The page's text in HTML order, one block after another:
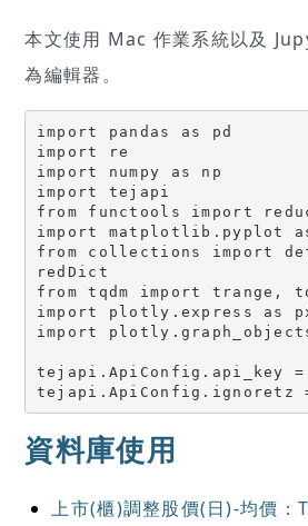
本文使用 Mac 作業系統以及
為編輯器。
import pandas as pd
import re
import numpy as np
import tejapi
from functools import
import matplotlib.pyplot
from collections import
redDict
from tqdm import trange,
import plotly.express as
import
tejapi.ApiConfig.api_key
tejapi.ApiConfig.ignoretz
資料庫使用
上市(櫃)調整股價(日)-均價：